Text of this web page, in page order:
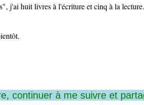
j'ai huit livres à l'écriture et cinq à la lecture.
continuer à me suivre et